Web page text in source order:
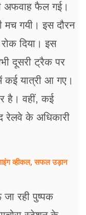
अफवाह फैल गई।
गयी। इस दौरन
दिया। इस
दूसरी ट्रैक पर
कई यात्री आ गए।
है। वहीं, कई
रेलवे के अधिकारी
व्हीकल, सफल उड़ान
रही पुष्पक